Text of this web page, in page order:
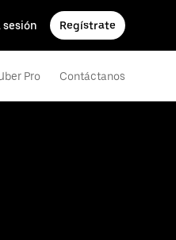
sesión Regístrate
Pro Contáctanos